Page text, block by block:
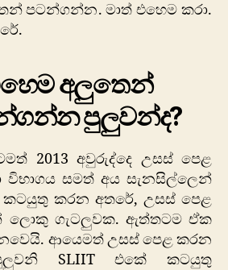
පටන්ගන්න. මාත් එහෙම කරා.
අලුතෙන්
පුලුවන්ද?
2013 අවුරුද්දෙ උසස් පෙළ
විභාගය සමත් අය සැනසිල්ලෙන්
කරන අතරේ, උසස් පෙළ
ලොකු ගැටලුවක. ඇත්තටම ඒක
ආයෙමත් උසස් පෙළ කරන
SLIIT එකේ කටයුතු